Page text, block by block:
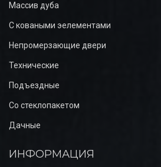
Массив дуба
С коваными эелементами
Непромерзающие двери
Технические
Подъездные
Со стеклопакетом
Дачные
ИНФОРМАЦИЯ